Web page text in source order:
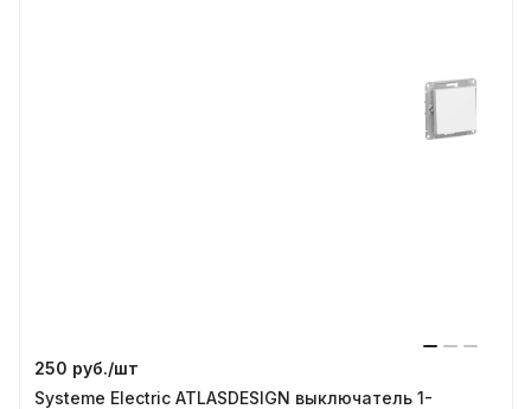
250 руб./шт
Systeme Electric ATLASDESIGN выключатель 1-